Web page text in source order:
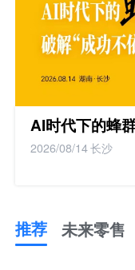
AI时代下的蜂
2026/08/14长沙
推荐 未来零售